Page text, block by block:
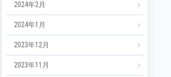
2024年2月
2024年1月
2023年12月
2023年11月